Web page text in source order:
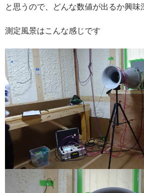
と思うので、どんな数値が出るか興味
測定風景はこんな感じです